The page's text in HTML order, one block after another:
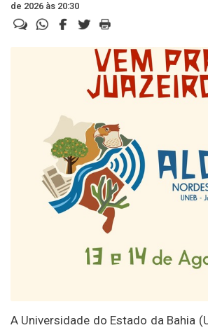
de 2026 às 20:30
A Universidade do Estado da Bahia